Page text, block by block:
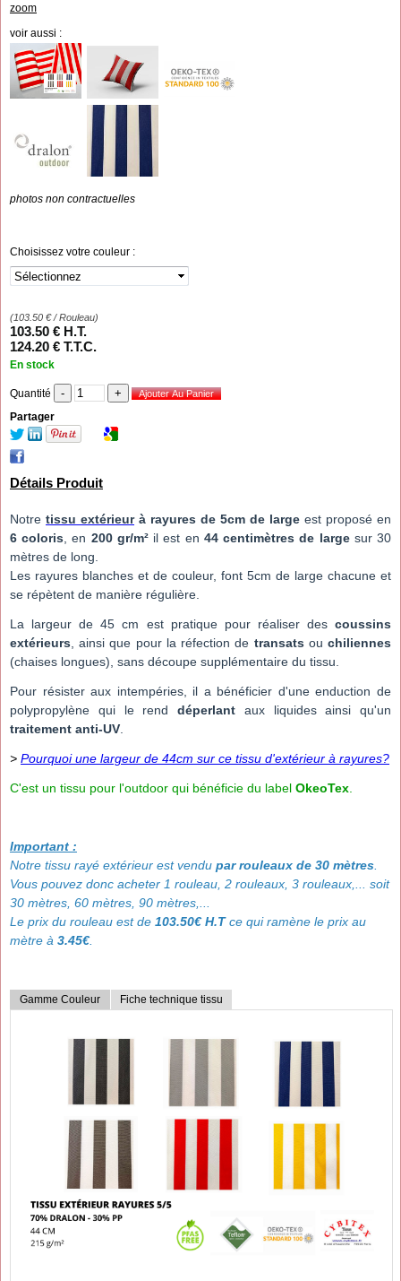
zoom
voir aussi :
photos non contractuelles
Choisissez votre couleur :
(103.50 €/ Rouleau)
103.50 € H.T.
124.20 € T.T.C.
En stock
Quantité
Partager
Détails Produit
Notre tissu extérieurà rayures de 5cm de large est proposé en
6 coloris, en 200 gr/m² il est en 44 centimètres de largesur 30
mètres de long.
Les rayures blanches et de couleur, font 5cm de large chacune et
se répètent de manière régulière.
La largeur de 45 cm est pratique pour réaliser des coussins
extérieurs, ainsi que pour la réfection de transats ouchiliennes
(chaises longues), sans découpe supplémentaire du tissu.
Pour résister aux intempéries, il a bénéficier d'une enduction de
polypropylène qui le rend déperlant aux liquides ainsi qu'un
traitement anti-UV.
> Pourquoi une largeur de 44cm sur ce tissu d'extérieur à rayures?
C'est un tissu pour l'outdoor qui bénéficie du label OkeoTex.
Important :
Notre tissu rayé extérieur est vendu par rouleaux de 30 mètres.
Vous pouvez donc acheter 1 rouleau, 2 rouleaux, 3 rouleaux,... soit
30 mètres, 60 mètres, 90 mètres,...
Le prix du rouleau est de 103.50€ H.Tce qui ramène le prix au
mètre à 3.45€.
Gamme Couleur Fiche technique tissu